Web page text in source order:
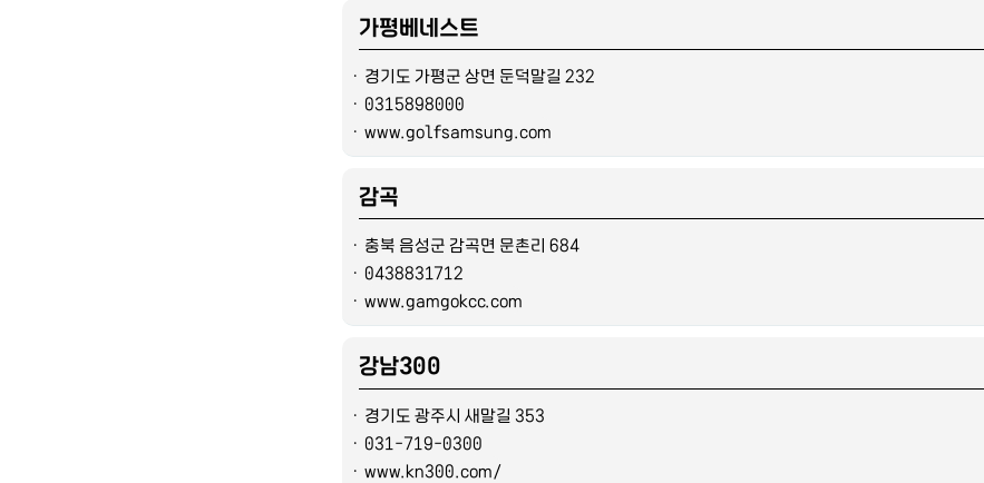
가평베네스트
ㆍ 경기도 가평군 상면 둔덕말길 232
ㆍ 0315898000
ㆍ www.golfsamsung.com
감곡
ㆍ 충북 음성군 감곡면 문촌리 684
ㆍ 0438831712
ㆍ www.gamgokcc.com
강남300
ㆍ 경기도 광주시 새말길 353
ㆍ 031-719-0300
ㆍ www.kn300.com/